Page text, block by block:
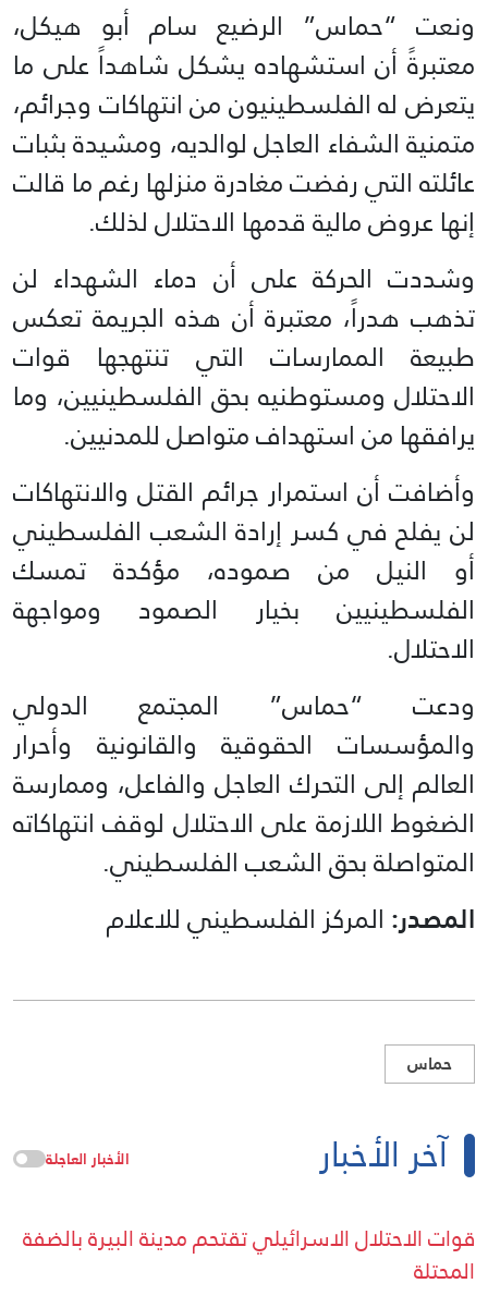
ونعت “حماس” الرضيع سام أبو هيكل،
معتبرةً أن استشهاده يشكل شاهداً على ما
يتعرض له الفلسطينيون من انتهاكات وجرائم،
متمنية الشفاء العاجل لوالديه، ومشيدة بثبات
عائلته التي رفضت مغادرة منزلها رغم ما قالت
إنها عروض مالية قدمها الاحتلال لذلك.
وشددت الحركة على أن دماء الشهداء لن
تذهب هدراً، معتبرة أن هذه الجريمة تعكس
طبيعة الممارسات التي تنتهجها قوات
الاحتلال ومستوطنيه بحق الفلسطينيين، وما
يرافقها من استهداف متواصل للمدنيين.
وأضافت أن استمرار جرائم القتل والانتهاكات
لن يفلح في كسر إرادة الشعب الفلسطيني
أو النيل من صموده، مؤكدة تمسك
الفلسطينيين بخيار الصمود ومواجهة
الاحتلال.
ودعت “حماس” المجتمع الدولي
والمؤسسات الحقوقية والقانونية وأحرار
العالم إلى التحرك العاجل والفاعل، وممارسة
الضغوط اللازمة على الاحتلال لوقف انتهاكاته
المتواصلة بحق الشعب الفلسطيني.
المصدر: المركز الفلسطيني للاعلام
حماس
آخر الأخبار الأخبار العاجلة
قوات الاحتلال الاسرائيلي تقتحم مدينة البيرة بالضفة
المحتلة